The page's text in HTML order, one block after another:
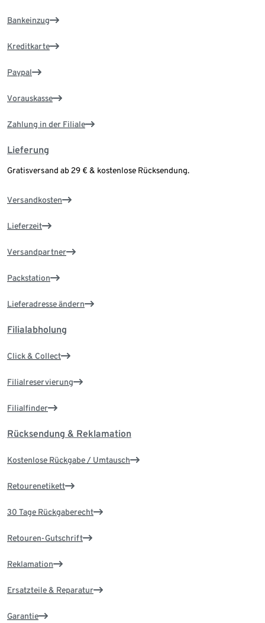
Bankeinzug
Kreditkarte
Paypal
Vorauskasse
Zahlung in der Filiale
Lieferung
Gratisversand ab 29 € & kostenlose Rücksendung.
Versandkosten
Lieferzeit
Versandpartner
Packstation
Lieferadresse ändern
Filialabholung
Click & Collect
Filialreservierung
Filialfinder
Rücksendung & Reklamation
Kostenlose Rückgabe / Umtausch
Retourenetikett
30 Tage Rückgaberecht
Retouren-Gutschrift
Reklamation
Ersatzteile & Reparatur
Garantie